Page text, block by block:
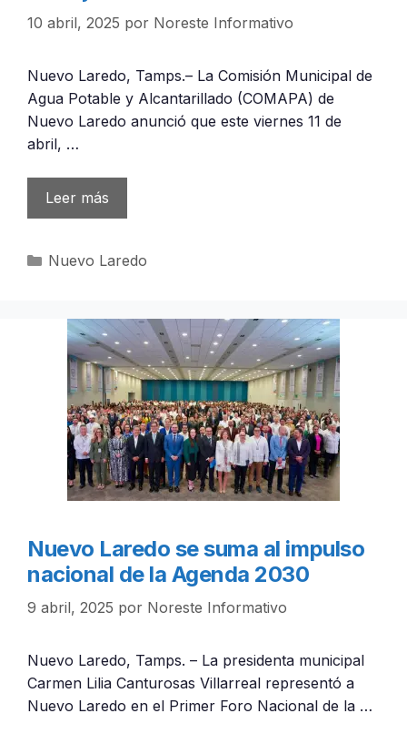
10 abril, 2025 por Noreste Informativo
Nuevo Laredo, Tamps.– La Comisión Municipal de
Agua Potable y Alcantarillado (COMAPA) de
Nuevo Laredo anunció que este viernes 11 de
abril, …
Leer más
Categorías
Nuevo Laredo
Nuevo Laredo se suma al impulso
nacional de la Agenda 2030
9 abril, 2025 por Noreste Informativo
Nuevo Laredo, Tamps. – La presidenta municipal
Carmen Lilia Canturosas Villarreal representó a
Nuevo Laredo en el Primer Foro Nacional de la …